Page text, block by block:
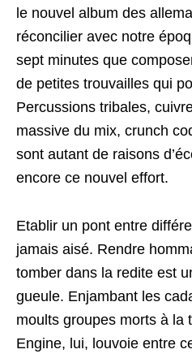
le nouvel album des
réconcilier avec notre
sept minutes que
de petites trouvailles qui
Percussions tribales,
massive du mix, crunch
sont autant de raisons
encore ce nouvel effort.
Etablir un pont entre
jamais aisé. Rendre
tomber dans la redite est
gueule. Enjambant les
moults groupes morts à la
Engine, lui, louvoie entre